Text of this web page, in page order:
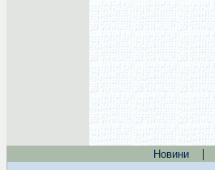
Новини |